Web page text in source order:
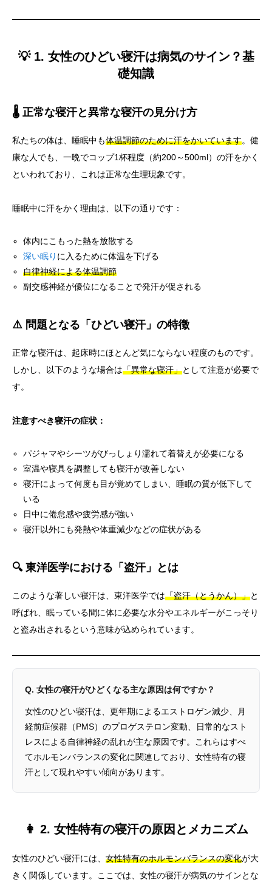
💡 1. 女性のひどい寝汗は病気のサイン？基
礎知識
🌡️ 正常な寝汗と異常な寝汗の見分け方
私たちの体は、睡眠中も体温調節のために汗をかいています。健
康な人でも、一晩でコップ1杯程度（約200～500ml）の汗をかく
といわれており、これは正常な生理現象です。
睡眠中に汗をかく理由は、以下の通りです：
体内にこもった熱を放散する
深い眠り に入るために体温を下げる
自律神経による体温調節
副交感神経が優位になることで発汗が促される
⚠️ 問題となる「ひどい寝汗」の特徴
正常な寝汗は、起床時にほとんど気にならない程度のものです。
しかし、以下のような場合は「異常な寝汗」として注意が必要で
す。
注意すべき寝汗の症状：
パジャマやシーツがびっしょり濡れて着替えが必要になる
室温や寝具を調整しても寝汗が改善しない
寝汗によって何度も目が覚めてしまい、睡眠の質が低下して
いる
日中に倦怠感や疲労感が強い
寝汗以外にも発熱や体重減少などの症状がある
🔍 東洋医学における「盗汗」とは
このような著しい寝汗は、東洋医学では「盗汗（とうかん）」と
呼ばれ、眠っている間に体に必要な水分やエネルギーがこっそり
と盗み出されるという意味が込められています。
Q. 女性の寝汗がひどくなる主な原因は何ですか？
女性のひどい寝汗は、更年期によるエストロゲン減少、月
経前症候群（PMS）のプロゲステロン変動、日常的なスト
レスによる自律神経の乱れが主な原因です。これらはすべ
てホルモンバランスの変化に関連しており、女性特有の寝
汗として現れやすい傾向があります。
👩 2. 女性特有の寝汗の原因とメカニズム
女性のひどい寝汗には、 女性特有のホルモンバランスの変化が大
きく関係しています。ここでは、女性の寝汗が病気のサインとな